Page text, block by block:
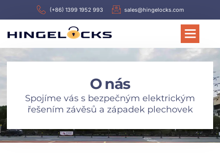
(+86) 1399 1952 993 sales@hingelocks.com
O nás
Spojíme vás s bezpečným elektrickým
řešením závěsů a západek plechovek